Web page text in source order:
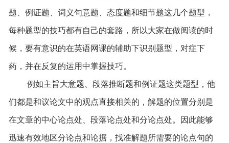
题、例证题、词义句意题、态度题和细节题这几个题型，
每种题型的技巧都有自己的套路，所以大家在做阅读的时
候，要有意识的在英语网课的辅助下识别题型，对症下
药，并在反复的运用中掌握技巧。
例如主旨大意题、段落推断题和例证题这类题型，他
们都是和议论文中的观点直接相关的，解题的位置分别是
在文章的中心论点处、段落论点处和分论点处。因此能够
迅速有效地区分论点和论据，找准解题所需要的论点句的